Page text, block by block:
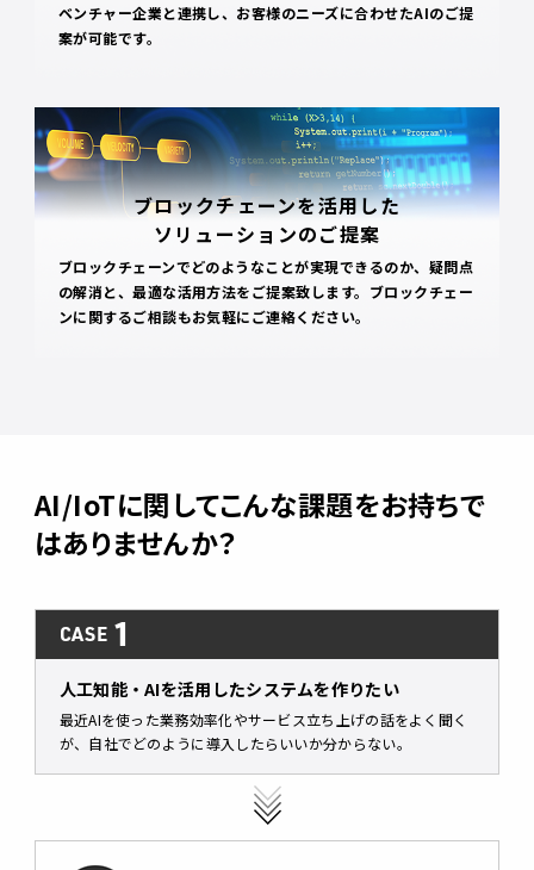
ベンチャー企業と連携し、お客様のニーズに合わせたAIのご提
案が可能です。
ブロックチェーンを活用した
ソリューションのご提案
ブロックチェーンでどのようなことが実現できるのか、疑問点
の解消と、最適な活用方法をご提案致します。ブロックチェー
ンに関するご相談もお気軽にご連絡ください。
AI/IoTに関してこんな課題をお持ちで
はありませんか？
CASE 1
人工知能・AIを活用したシステムを作りたい
最近AIを使った業務効率化やサービス立ち上げの話をよく聞く
が、自社でどのように導入したらいいか分からない。